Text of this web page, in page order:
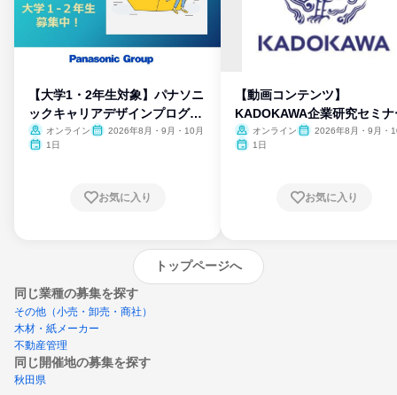
【大学1・2年生対象】パナソニ
ックキャリアデザインプログラ
ム
オンライン
2026年8月・9月・10月
1日
お気に入り
【動画コンテンツ】
KADOKAWA企業研究セミナ
オンライン
2026年8月・9月・
1日
お気に入り
トップページへ
同じ業種の募集を探す
その他（小売・卸売・商社）
木材・紙メーカー
不動産管理
同じ開催地の募集を探す
秋田県